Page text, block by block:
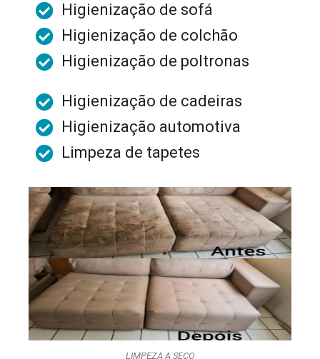
Higienização de sofá
Higienização de colchão
Higienização de poltronas
Higienização de cadeiras
Higienização automotiva
Limpeza de tapetes
LIMPEZA A SECO